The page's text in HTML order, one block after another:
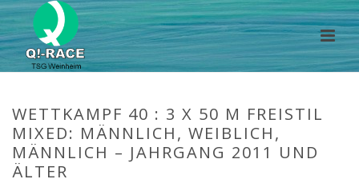
WETTKAMPF 40 : 3 X 50 M FREISTIL
MIXED: MÄNNLICH, WEIBLICH,
MÄNNLICH – JAHRGANG 2011 UND
ÄLTER